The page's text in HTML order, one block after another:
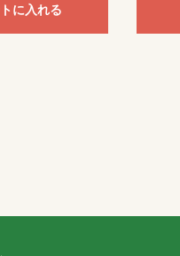
に入れる